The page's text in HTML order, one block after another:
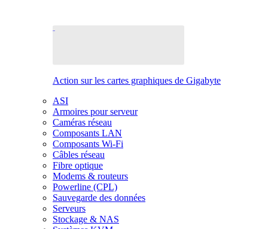
Action sur les cartes graphiques de Gigabyte
ASI
Armoires pour serveur
Caméras réseau
Composants LAN
Composants Wi-Fi
Câbles réseau
Fibre optique
Modems & routeurs
Powerline (CPL)
Sauvegarde des données
Serveurs
Stockage & NAS